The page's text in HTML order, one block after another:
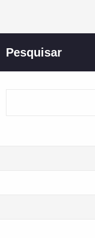
Pesquisar